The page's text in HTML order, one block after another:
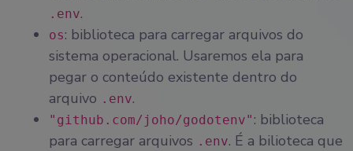
.env.
os: biblioteca para carregar arquivos do
sistema operacional. Usaremos ela para
pegar o conteúdo existente dentro do
arquivo .env.
"github.com/joho/godotenv": biblioteca
para carregar arquivos .env. É a bilioteca que